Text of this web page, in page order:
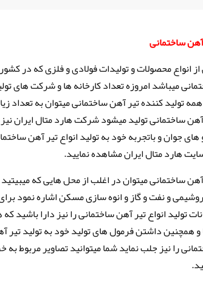
ساختمانی
انواع محصولات و تولیدات فولادی و فلزی که در
میباشد امروزه تعداد کارخانه ها و شرکت های
تولید کننده تیر آهن ساختمانی میتوان به تعداد
ساختمانی تولید میشود شرکت هارد متال ایران
های جوان و باتجربه خود به تولید انواع تیر آهن
هارد متال ایران مشاهده نمایید.
ساختمانی میتوان در اغلب از محل هایی که
و نفت و گاز و انوه سازی مسکن اشاره نمود
تولید انواع تیر آهن ساختمانی را نیز دارا
و همچنین داشتن فرمول های تولید خود به تولید
را نیز جلب نماید شما میتوانید تصاویر مربوط